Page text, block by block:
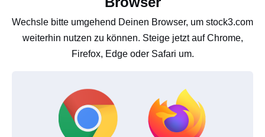
Wechsle bitte umgehend Deinen Browser, um stock3.com
weiterhin nutzen zu können. Steige jetzt auf Chrome,
Firefox, Edge oder Safari um.